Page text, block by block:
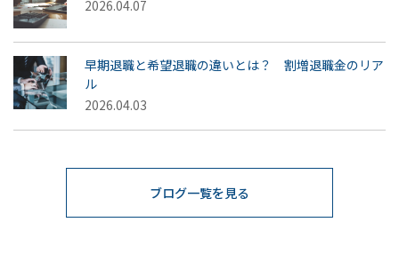
2026.04.07
早期退職と希望退職の違いとは？ 割増退職金のリア
ル
2026.04.03
ブログ一覧を見る